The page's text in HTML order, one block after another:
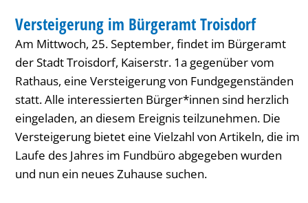
KATEGORIE: MARKT
Versteigerung im Bürgeramt Troisdorf
Am Mittwoch, 25. September, findet im Bürgeramt
der Stadt Troisdorf, Kaiserstr. 1a gegenüber vom
Rathaus, eine Versteigerung von Fundgegenständen
statt. Alle interessierten Bürger*innen sind herzlich
eingeladen, an diesem Ereignis teilzunehmen. Die
Versteigerung bietet eine Vielzahl von Artikeln, die im
Laufe des Jahres im Fundbüro abgegeben wurden
und nun ein neues Zuhause suchen.